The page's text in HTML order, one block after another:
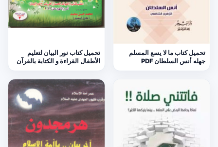
تحميل كتاب ما لا يسع المسلم
جهله أنس السلطان PDF
تحميل كتاب نور البيان لتعليم
الأطفال القراءة و الكتابة بالقرآن